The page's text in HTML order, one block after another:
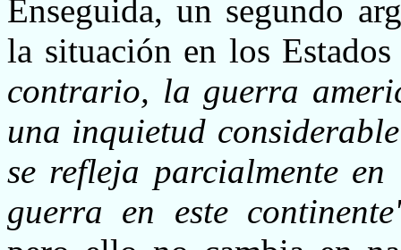
Enseguida, un segundo
la situación en los
contrario, la guerra
una inquietud
se refleja parcialmente
guerra en este